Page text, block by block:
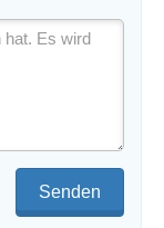
Senden